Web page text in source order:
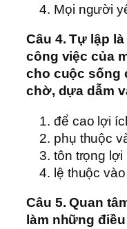
Mọi người
Câu 4. Tự lập
công việc của
cho cuộc sống
chờ, dựa dẫm
để cao lợi
phụ thuộc
tôn trọng lợi
lệ thuộc
Câu 5. Quan
làm những